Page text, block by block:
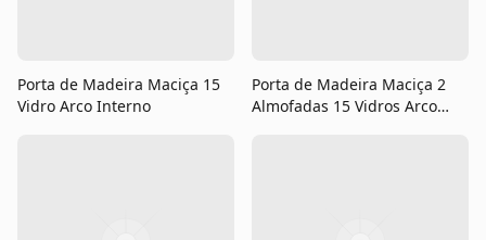
Porta de Madeira Maciça 15
Vidro Arco Interno
Porta de Madeira Maciça 2
Almofadas 15 Vidros Arco